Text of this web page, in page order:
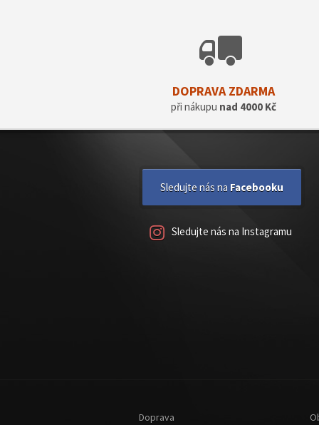
DOPRAVA ZDARMA
při nákupu nad 4000 Kč
Sledujte nás na Facebooku
Sledujte nás na Instagramu
Doprava